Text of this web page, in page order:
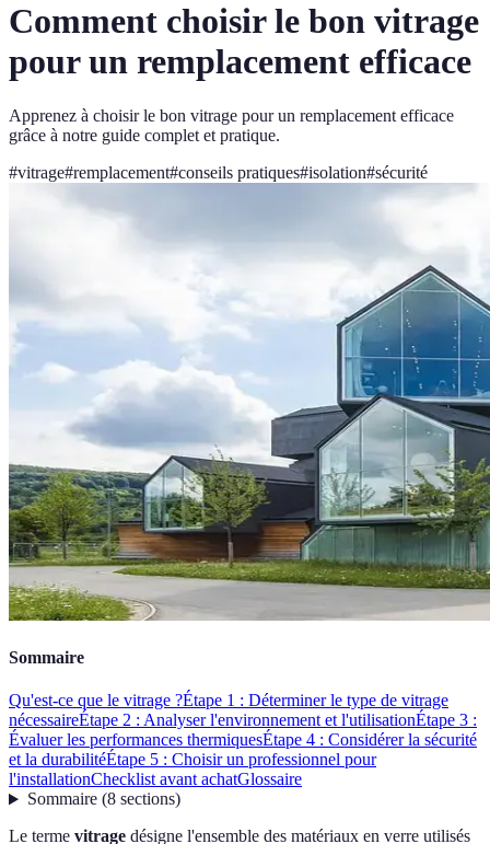
Comment choisir le bon vitrage
pour un remplacement efficace
Apprenez à choisir le bon vitrage pour un remplacement efficace
grâce à notre guide complet et pratique.
#vitrage#remplacement#conseils pratiques#isolation#sécurité
Sommaire
Qu'est-ce que le vitrage ?Étape 1 : Déterminer le type de vitrage
nécessaireÉtape 2 : Analyser l'environnement et l'utilisationÉtape 3 :
Évaluer les performances thermiquesÉtape 4 : Considérer la sécurité
et la durabilitéÉtape 5 : Choisir un professionnel pour
l'installationChecklist avant achatGlossaire
Sommaire(8 sections)
Le terme vitrage désigne l'ensemble des matériaux en verre utilisés